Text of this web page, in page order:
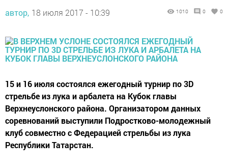
автор, 18 июля 2017 - 10:39 1010 0 0
15 и 16 июля состоялся ежегодный турнир по 3D
стрельбе из лука и арбалета на Кубок главы
Верхнеуслонского района. Организатором данных
соревнований выступили Подростково-молодежный
клуб совместно с Федерацией стрельбы из лука
Республики Татарстан.